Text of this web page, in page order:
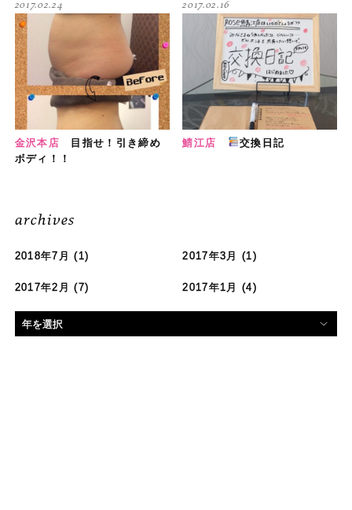
金沢本店
目指せ！引き締め
ボディ！！
2017.02.24
鯖江店 交換日記
2017.02.16
archives
2018年7月 (1) 2017年3月 (1)
2017年2月 (7) 2017年1月 (4)